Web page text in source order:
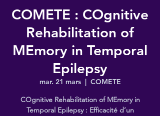
COMETE : COgnitive
Rehabilitation of
MEmory in Temporal
Epilepsy
mar. 21 mars
  |
COMETE
COgnitive Rehabilitation of MEmory in
Temporal Epilepsy : Efficacité d’un